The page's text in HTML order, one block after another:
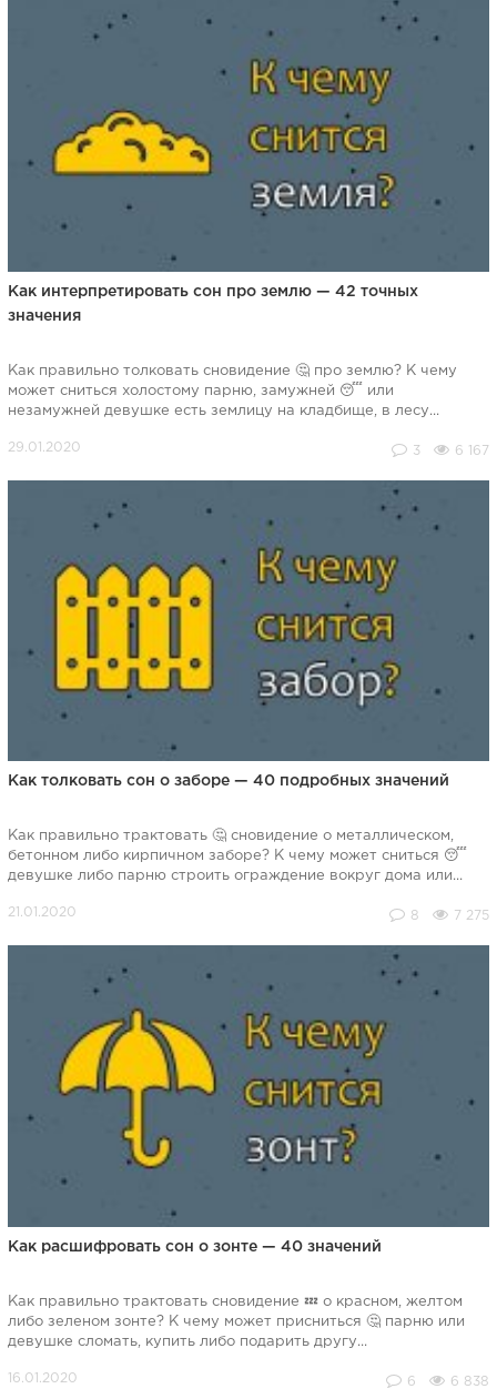
Как интерпретировать сон про землю — 42 точных
значения
Как правильно толковать сновидение 🤔 про землю? К чему
может сниться холостому парню, замужней 😴 или
незамужней девушке есть землицу на кладбище, в лесу...
3 6 167
Как толковать сон о заборе — 40 подробных значений
Как правильно трактовать 🤔 сновидение о металлическом,
бетонном либо кирпичном заборе? К чему может сниться 😴
девушке либо парню строить ограждение вокруг дома или...
8 7 275
Как расшифровать сон о зонте — 40 значений
Как правильно трактовать сновидение 💤 о красном, желтом
либо зеленом зонте? К чему может присниться 🤔 парню или
девушке сломать, купить либо подарить другу...
6 6 838